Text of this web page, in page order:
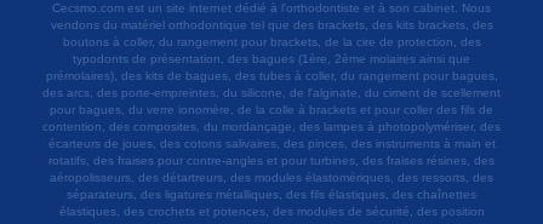
Cecsmo.com est un site internet dédié à l'orthodontiste et à son cabinet. Nous
vendons du matériel orthodontique tel que des brackets, des kits brackets, des
boutons à coller, du rangement pour brackets, de la cire de protection, des
typodonts de présentation, des bagues (1ère, 2ème molaires ainsi que
prémolaires), des kits de bagues, des tubes à coller, du rangement pour bagues,
des arcs, des porte-empreintes, du silicone, de l'alginate, du ciment de scellement
pour bagues, du verre ionomère, de la colle à brackets et pour coller des fils de
contention, des composites, du mordançage, des lampes à photopolymériser, des
écarteurs de joues, des cotons salivaires, des pinces, des instruments à main et
rotatifs, des fraises pour contre-angles et pour turbines, des fraises résines, des
aéropolisseurs, des détartreurs, des modules élastomériques, des ressorts, des
séparateurs, des ligatures métalliques, des fils élastiques, des chaînettes
élastiques, des crochets et potences, des modules de sécurité, des position